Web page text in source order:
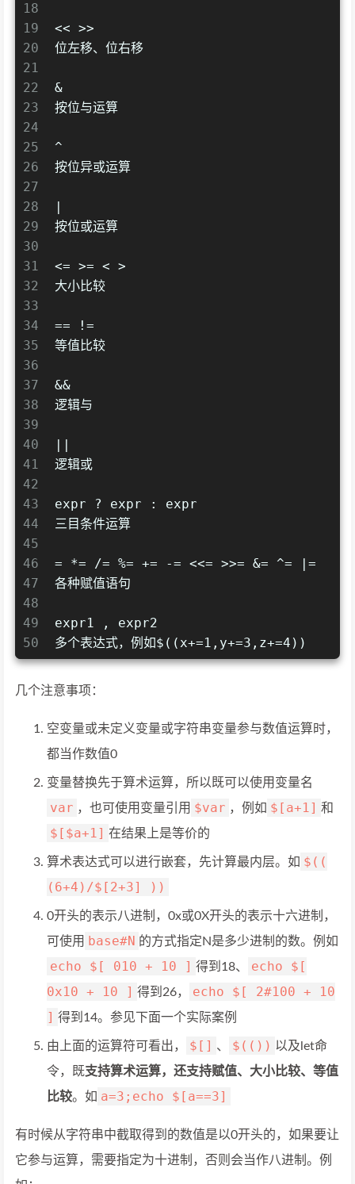
18
19
20
21
22
23
24
25
26
27
28
29
30
31
32
33
34
35
36
37
38
39
40
41
42
43
44
45
46
47
48
49
50
<< >>
位左移、位右移
&
按位与运算
^
按位异或运算
按位或运算
<= >= < >
大小比较
== !=
等值比较
&&
逻辑与
逻辑或
expr ? expr : expr
三目条件运算
= *= /= %= += -= <<= >>= &= ^= |=
各种赋值语句
expr1 , expr2
多个表达式，例如$((x+=1,y+=3,z+=4))
几个注意事项：
空变量或未定义变量或字符串变量参与数值运算时，
都当作数值0
变量替换先于算术运算，所以既可以使用变量名
var ，也可使用变量引用 $var ，例如 $[a+1] 和
$[$a+1] 在结果上是等价的
算术表达式可以进行嵌套，先计算最内层。如 $((
(6+4)/$[2+3] ))
0开头的表示八进制，0x或0X开头的表示十六进制，
可使用
base#N 的方式指定N是多少进制的数。例如
echo $[ 010 + 10 ] 得到18、
echo $[
0x10 + 10 ] 得到26，
echo $[ 2#100 + 10
] 得到14。参见下面一个实际案例
由上面的运算符可看出， $[] 、 $(()) 以及let命
令，既支持算术运算，还支持赋值、大小比较、等值
比较。如 a=3;echo $[a==3]
有时候从字符串中截取得到的数值是以0开头的，如果要让
它参与运算，需要指定为十进制，否则会当作八进制。例